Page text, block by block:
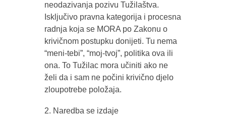
neodazivanja pozivu Tužilaštva.
Isključivo pravna kategorija i procesna
radnja koja se MORA po Zakonu o
krivičnom postupku donijeti. Tu nema
“meni-tebi”, “moj-tvoj”, politika ova ili
ona. To Tužilac mora učiniti ako ne
želi da i sam ne počini krivično djelo
zloupotrebe položaja.
2. Naredba se izdaje